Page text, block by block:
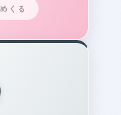
くる
自身を、
げてくだ
さい。
な海を航
あなたの